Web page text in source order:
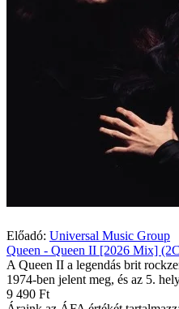
Előadó: Universal Music Group
Queen - Queen II [2026 Mix]
A Queen II a legendás brit
1974-ben jelent meg, és az 5.
9 490 Ft